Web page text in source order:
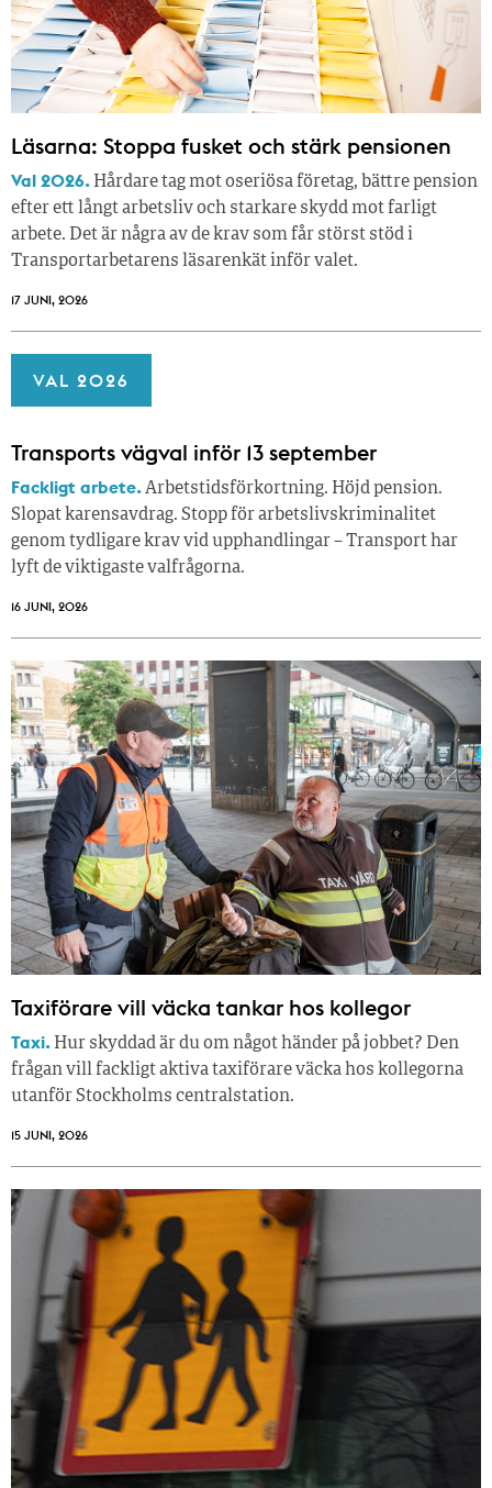
Läsarna: Stoppa fusket och stärk pensionen
Val 2026. Hårdare tag mot oseriösa företag, bättre pension
efter ett långt arbetsliv och starkare skydd mot farligt
arbete. Det är några av de krav som får störst stöd i
Transportarbetarens läsar­enkät inför valet.
17 JUNI, 2026
VAL 2026
Transports vägval inför 13 september
Fackligt arbete.Arbetstidsförkortning. Höjd pension.
Slopat karensavdrag. Stopp för arbetslivskriminalitet
genom tydligare krav vid upphandlingar – Transport har
lyft de viktigaste valfrågorna.
16 JUNI, 2026
Taxiförare vill väcka tankar hos kollegor
Taxi. Hur skyddad är du om något händer på jobbet? Den
frågan vill fackligt aktiva taxiförare väcka hos kollegorna
utanför Stockholms centralstation.
15 JUNI, 2026